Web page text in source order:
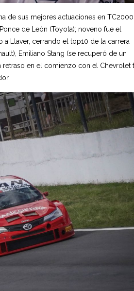
de sus mejores actuaciones en TC2000,
de León (Toyota); noveno fue el
a Llaver, cerrando el top10 de la carrera
Emiliano Stang (se recuperó de un
retraso en el comienzo con el Chevrolet